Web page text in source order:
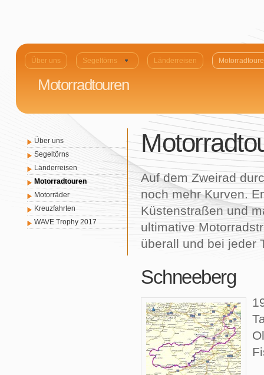
Über uns Segeltörns Länderreisen
Motorradtouren
Über uns
Segeltörns
Länderreisen
Motorradtouren
Motorräder
Kreuzfahrten
WAVE Trophy 2017
Auf dem Zweirad
noch mehr Kurven.
Küstenstraßen und
ultimative
überall und bei jeder
Schneeberg